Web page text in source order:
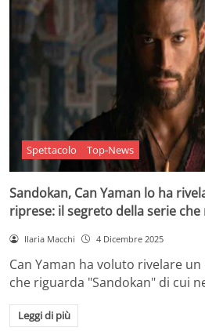
Spettacolo Top-News
Sandokan, Can Yaman lo ha
riprese: il segreto della serie
Ilaria Macchi 4 Dicembre 2025
Can Yaman ha voluto rivelare
che riguarda "Sandokan" di cui
Leggi di più